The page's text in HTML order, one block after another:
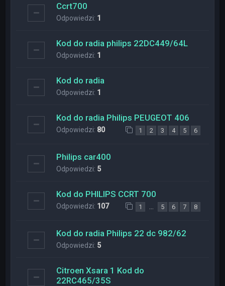
Ccrt700
Odpowiedzi: 1
Kod do radia philips 22DC449/64L
Odpowiedzi: 1
Kod do radia
Odpowiedzi: 1
Kod do radia Philips PEUGEOT 406
Odpowiedzi: 80 1 2 3 4 5 6
Philips car400
Odpowiedzi: 5
Kod do PHILIPS CCRT 700
Odpowiedzi: 107 1 5 6 7 8
Kod do radia Philips 22 dc 982/62
Odpowiedzi: 5
Citroen Xsara 1 Kod do
22RC465/35S